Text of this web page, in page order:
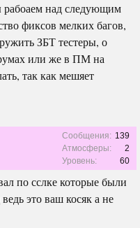
над следующим
фиксов мелких багов,
ЗБТ тестеры, о
или же в ПМ на
так как мешяет
Сообщения: 139
Атмосферы:
2
Уровень:
60
по сслке которые были
это ваш косяк а не